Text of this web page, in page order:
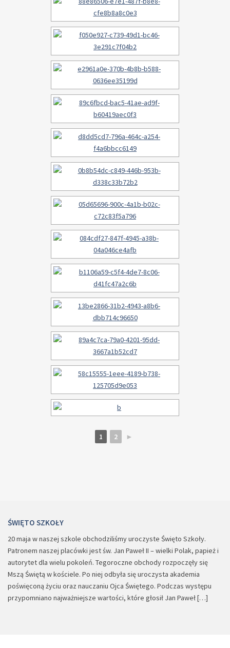
1 2 ►
ŚWIĘTO SZKOŁY
20 maja w naszej szkole obchodziliśmy uroczyste Święto Szkoły.
Patronem naszej placówki jest św. Jan Paweł II – wielki Polak, papież i
autorytet dla wielu pokoleń. Tegoroczne obchody rozpoczęły się
Mszą Świętą w kościele. Po niej odbyła się uroczysta akademia
poświęconą życiu oraz nauczaniu Ojca Świętego. Podczas występu
przypomniano najważniejsze wartości, które głosił Jan Paweł […]